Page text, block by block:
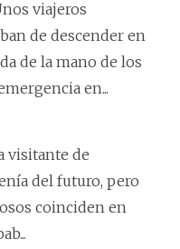
viajeros
de descender en
de la mano de los
en...
visitante de
del futuro, pero
coinciden en